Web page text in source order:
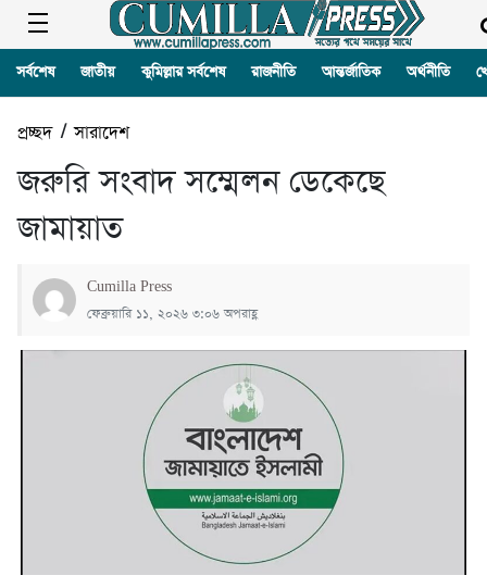
সর্বশেষ জাতীয় কুমিল্লার সর্বশেষ রাজনীতি আন্তর্জাতিক অর্থনীতি
প্রচ্ছদ/সারাদেশ
জরুরি সংবাদ সম্মেলন ডেকেছে
জামায়াত
Cumilla Press
ফেব্রুয়ারি ১১, ২০২৬ ৩:০৬ অপরাহ্ণ